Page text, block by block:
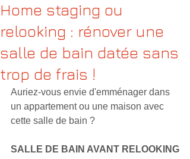
Home staging ou
relooking : rénover une
salle de bain datée sans
trop de frais !
Auriez-vous envie d'emménager dans
un appartement ou une maison avec
cette salle de bain ?
SALLE DE BAIN AVANT RELOOKING